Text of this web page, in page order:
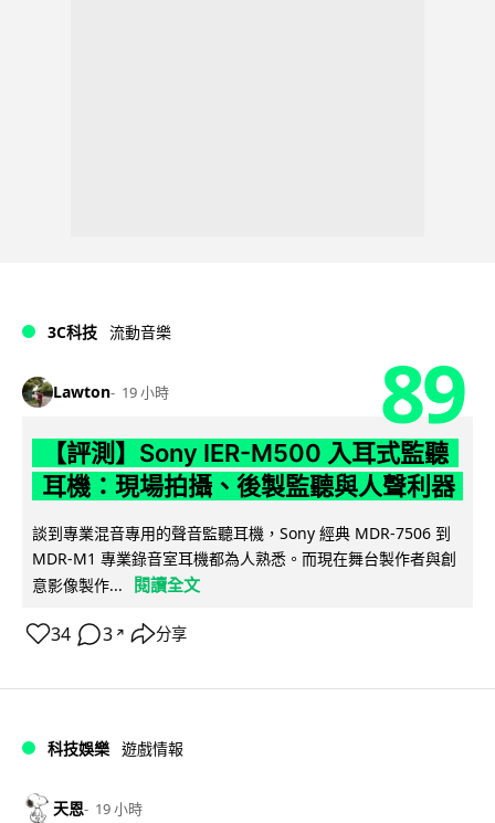
3C科技 流動音樂
Lawton 19 小時 89
【評測】Sony IER-M500 入耳式監聽
耳機：現場拍攝、後製監聽與人聲利器
談到專業混音專用的聲音監聽耳機，Sony 經典 MDR-7506 到
MDR-M1 專業錄音室耳機都為人熟悉。而現在舞台製作者與創
意影像製作...
閱讀全文
34 3 ↗ 分享
科技娛樂 遊戲情報
天恩 19 小時